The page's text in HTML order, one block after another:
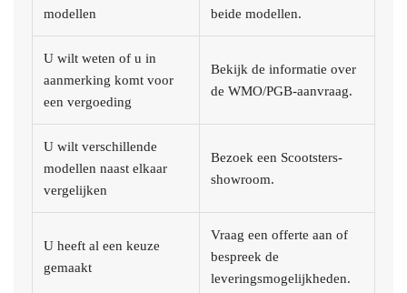
modellen
beide modellen.
U wilt weten of u in
aanmerking komt voor
een vergoeding
Bekijk de informatie over
de WMO/PGB-aanvraag.
U wilt verschillende
modellen naast elkaar
vergelijken
Bezoek een Scootsters-
showroom.
U heeft al een keuze
gemaakt
Vraag een offerte aan of
bespreek de
leveringsmogelijkheden.